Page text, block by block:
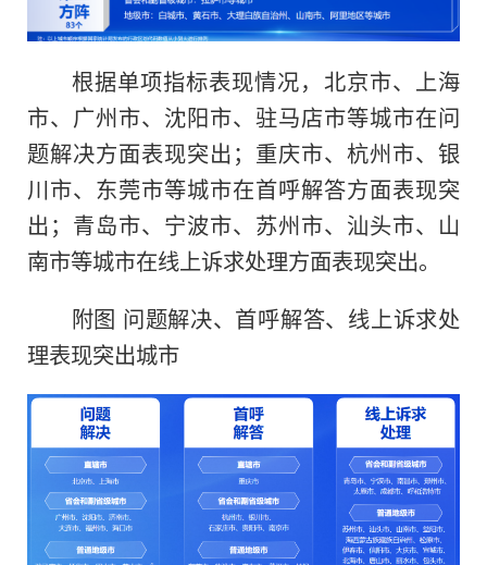
根据单项指标表现情况，北京市、上海
市、广州市、沈阳市、驻马店市等城市在问
题解决方面表现突出；重庆市、杭州市、银
川市、东莞市等城市在首呼解答方面表现突
出；青岛市、宁波市、苏州市、汕头市、山
南市等城市在线上诉求处理方面表现突出。
附图 问题解决、首呼解答、线上诉求处
理表现突出城市